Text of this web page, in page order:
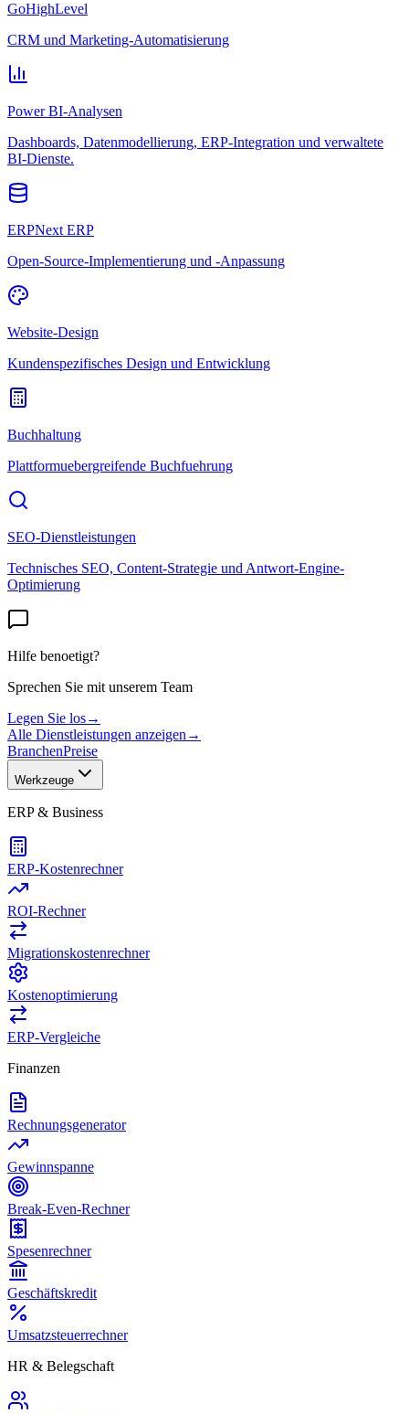
GoHighLevel
CRM und Marketing-Automatisierung
Power BI-Analysen
Dashboards, Datenmodellierung, ERP-Integration und verwaltete
BI-Dienste.
ERPNext ERP
Open-Source-Implementierung und -Anpassung
Website-Design
Kundenspezifisches Design und Entwicklung
Buchhaltung
Plattformuebergreifende Buchfuehrung
SEO-Dienstleistungen
Technisches SEO, Content-Strategie und Antwort-Engine-
Optimierung
Hilfe benoetigt?
Sprechen Sie mit unserem Team
Legen Sie los→
Alle Dienstleistungen anzeigen →
BranchenPreise
Werkzeuge
ERP & Business
ERP-Kostenrechner
ROI-Rechner
Migrationskostenrechner
Kostenoptimierung
ERP-Vergleiche
Finanzen
Rechnungsgenerator
Gewinnspanne
Break-Even-Rechner
Spesenrechner
Geschäftskredit
Umsatzsteuerrechner
HR & Belegschaft